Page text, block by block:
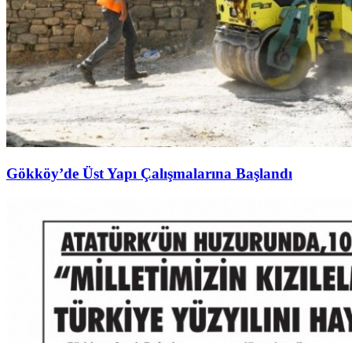
Gökköy’de Üst Yapı Çalışmalarına Başlandı